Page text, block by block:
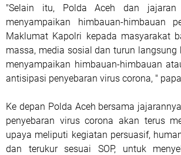
"Selain itu, Polda Aceh dan
menyampaikan himbauan-himbauan
Maklumat Kapolri kepada masyarakat
massa, media sosial dan turun langsung
menyampaikan himbauan-himbauan
antisipasi penyebaran virus corona, "
Ke depan Polda Aceh bersama
penyebaran virus corona akan terus
upaya meliputi kegiatan persuasif,
dan terukur sesuai SOP, untuk